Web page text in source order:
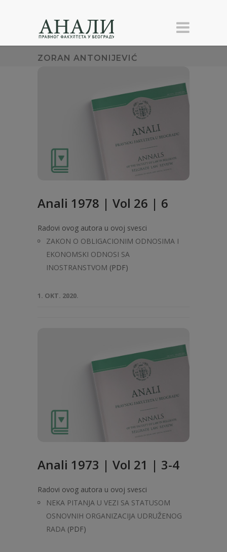
ZORAN ANTONIJEVIĆ
Anali 1978 | Vol 26 | 6
Radovi ovog autora u ovoj svesci
ZAKON O OBLIGACIONIM ODNOSIMA I
EKONOMSKI ODNOSI SA
INOSTRANSTVOM (PDF)
1. OKT. 2020.
Anali 1973 | Vol 21 | 3-4
Radovi ovog autora u ovoj svesci
NEKA PITANJA U VEZI SA STATUSOM
OSNOVNIH ORGANIZACIJA UDRUŽENOG
RADA (PDF)